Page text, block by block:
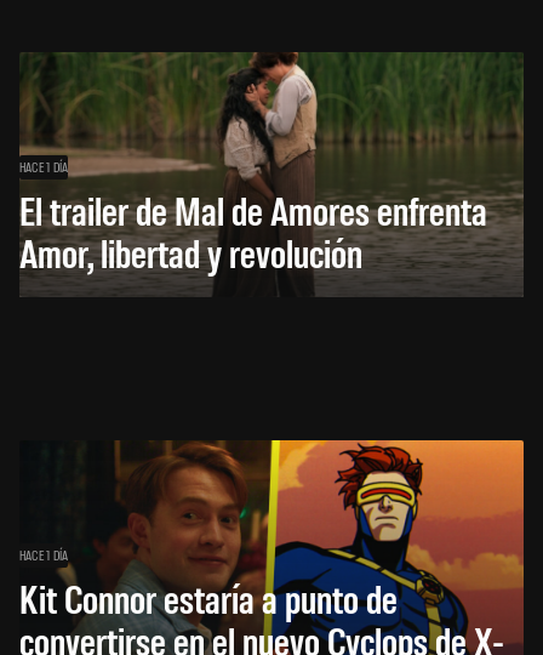
HACE 1 DÍA
El trailer de Mal de Amores enfrenta
Amor, libertad y revolución
HACE 1 DÍA
Kit Connor estaría a punto de
convertirse en el nuevo Cyclops de X-